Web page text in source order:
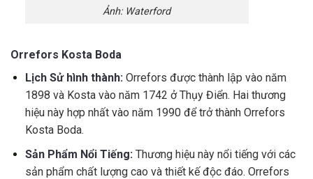
Ảnh: Waterford
Orrefors Kosta Boda
Lịch Sử hình thành:Orrefors được thành lập vào năm
1898 và Kosta vào năm 1742 ở Thụy Điển. Hai thương
hiệu này hợp nhất vào năm 1990 để trở thành Orrefors
Kosta Boda.
Sản Phẩm Nổi Tiếng: Thương hiệu này nổi tiếng với các
sản phẩm chất lượng cao và thiết kế độc đáo. Orrefors